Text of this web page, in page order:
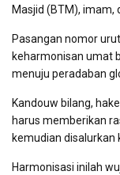
Masjid (BTM), imam,
Pasangan nomor
keharmonisan umat
menuju peradaban
Kandouw bilang,
harus memberikan
kemudian disalurkan
Harmonisasi inilah